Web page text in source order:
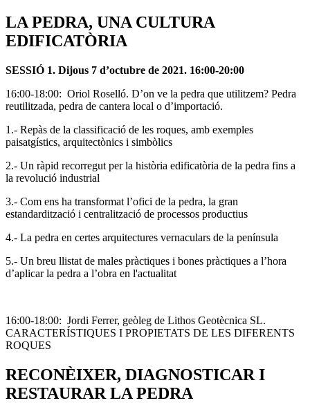
LA PEDRA, UNA CULTURA
EDIFICATÒRIA
SESSIÓ 1. Dijous 7 d’octubre de 2021. 16:00-20:00
16:00-18:00: Oriol Roselló. D’on ve la pedra que utilitzem? Pedra
reutilitzada, pedra de cantera local o d’importació.
1.- Repàs de la classificació de les roques, amb exemples
paisatgístics, arquitectònics i simbòlics
2.- Un ràpid recorregut per la història edificatòria de la pedra fins a
la revolució industrial
3.- Com ens ha transformat l’ofici de la pedra, la gran
estandardització i centralització de processos productius
4.- La pedra en certes arquitectures vernaculars de la península
5.- Un breu llistat de males pràctiques i bones pràctiques a l’hora
d’aplicar la pedra a l’obra en l'actualitat
16:00-18:00: Jordi Ferrer, geòleg de Lithos Geotècnica SL.
CARACTERÍSTIQUES I PROPIETATS DE LES DIFERENTS
ROQUES
RECONÈIXER, DIAGNOSTICAR I
RESTAURAR LA PEDRA